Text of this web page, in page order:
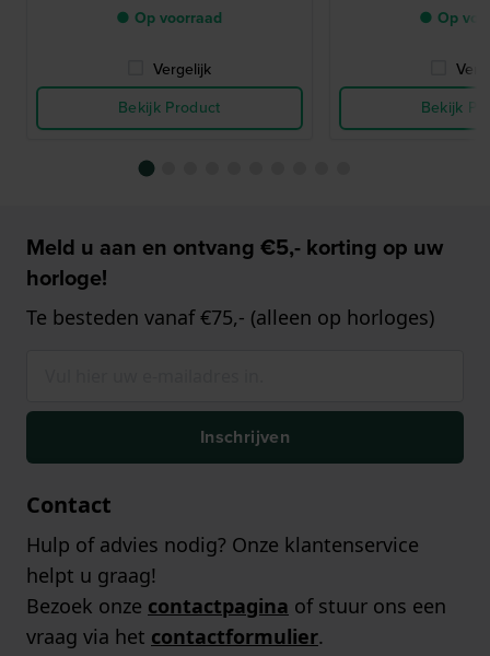
● Op voorraad
Vergelijk
Bekijk Product
● Op
Bekijk
Meld u aan en ontvang €5,- korting op uw
horloge!
Te besteden vanaf €75,- (alleen op horloges)
Inschrijven
Contact
Hulp of advies nodig? Onze klantenservice
helpt u graag!
Bezoek onze contactpagina of stuur ons een
vraag via het contactformulier.